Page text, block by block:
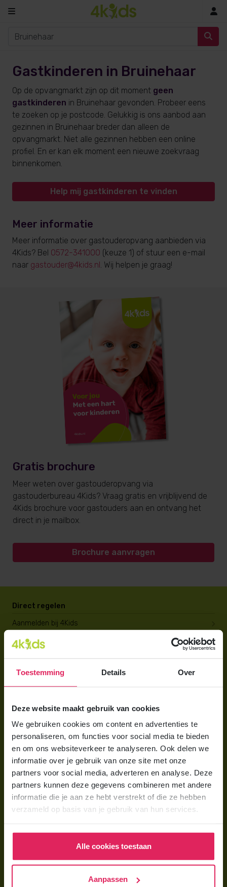
Toestemming Details Over
Deze website maakt gebruik van cookies
We gebruiken cookies om content en advertenties te
personaliseren, om functies voor social media te bieden
en om ons websiteverkeer te analyseren. Ook delen we
informatie over je gebruik van onze site met onze
partners voor social media, adverteren en analyse. Deze
partners kunnen deze gegevens combineren met andere
informatie die je aan ze hebt verstrekt of die ze hebben
verzameld op basis van je gebruik van hun services.
Alle cookies toestaan
Aanpassen
Gastkinderen in Bruinehaar
Op de opvangmarkt zijn op dit moment geen
gastkinderen in Bruinehaar gevonden. Probeer eens
te zoeken op je postcode. Gelukkig is ons aanbod aan
gezinnen in Bruinehaar breder dan alleen de
opvangmarkt. Niet alle gezinnen hebben een online
profiel. En er kan elk moment een nieuwe zoekvraag
binnenkomen.
Help mij gastkinderen te vinden
Meer informatie
Meer informatie over gastouderopvang aanbieden via
4Kids? Bel 0572-341000 (keuze 1) of stuur een e-mail
naar gastouder@4kids.nl. Wij helpen je graag!
Gratis brochure
Meer weten over gastouderopvang via
gastouderbureau 4Kids? Vraag gratis en vrijblijvend de
4Kids brochure voor gastouders aan en ontvang het
direct in je mailbox.
Brochure aanvragen
Direct regelen
Aanmelden bij 4Kids
Brochure aanvragen
Berekening maken
Wat is gastouderopvang?
Wat kost een gastouder?
Hoe vind ik een gastouder?
Voor gastouders
Gastouder worden bij 4Kids
Hoe vind ik gastkinderen?
Trainingen & cursussen
Gastouder worden